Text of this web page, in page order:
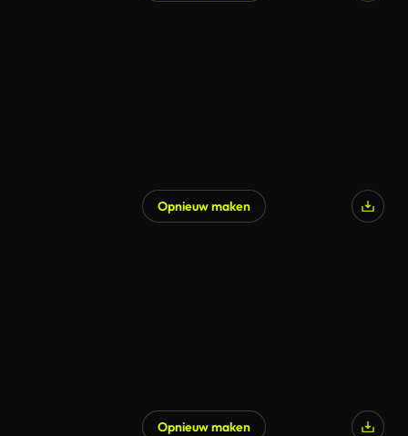
Opnieuw maken
Opnieuw maken